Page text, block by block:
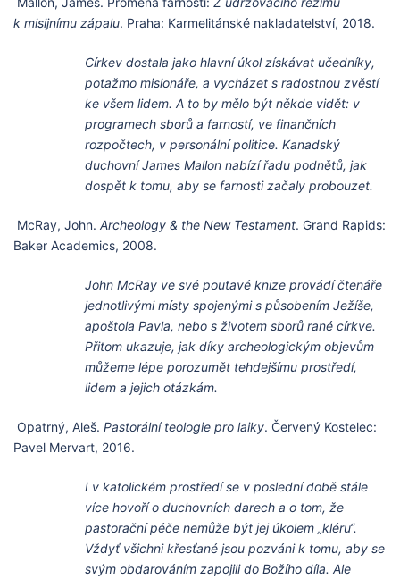
k misijnímu zápalu. Praha: Karmelitánské nakladatelství, 2018.
Církev dostala jako hlavní úkol získávat učedníky,
potažmo misionáře, a vycházet s radostnou zvěstí
ke všem lidem. A to by mělo být někde vidět: v
programech sborů a farností, ve finančních
rozpočtech, v personální politice. Kanadský
duchovní James Mallon nabízí řadu podnětů, jak
dospět k tomu, aby se farnosti začaly probouzet.
McRay, John. Archeology & the New Testament. Grand Rapids:
Baker Academics, 2008.
John McRay ve své poutavé knize provádí čtenáře
jednotlivými místy spojenými s působením Ježíše,
apoštola Pavla, nebo s životem sborů rané církve.
Přitom ukazuje, jak díky archeologickým objevům
můžeme lépe porozumět tehdejšímu prostředí,
lidem a jejich otázkám.
Opatrný, Aleš. Pastorální teologie pro laiky. Červený Kostelec:
Pavel Mervart, 2016.
I v katolickém prostředí se v poslední době stále
více hovoří o duchovních darech a o tom, že
pastorační péče nemůže být jej úkolem „kléru“.
Vždyť všichni křesťané jsou pozváni k tomu, aby se
svým obdarováním zapojili do Božího díla. Ale